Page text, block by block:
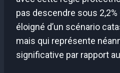
pas descendre sous
éloigné d’un scénario
mais qui représente
significative par rapport